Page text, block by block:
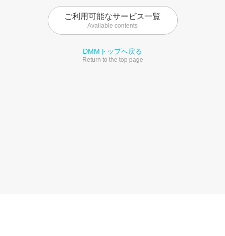
ご利用可能なサービス一覧
Available contents
DMMトップへ戻る
Return to the top page